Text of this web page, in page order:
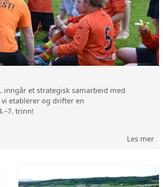
KLUBBHUSET OG GARDEROBER
DOKUMENTASJON
OSS
inngår et strategisk samarbeid med
etablerer og drifter en
trinn!
Les mer